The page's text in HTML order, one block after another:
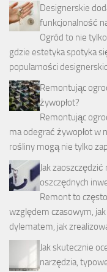
Designerskie
funkcjonalność
Ogród to nie
gdzie estetyka spotyka
popularności
Remontując
żywopłot?
Remontując
ma odegrać żywopłot w
rośliny mogą nie tylko
Jak
oszczędnych
Remont to
względem czasowym,
dylematem, jak
Jak skutecznie
narzędzia,